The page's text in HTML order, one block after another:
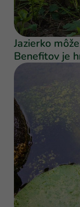
Jazierko
Benefitov je